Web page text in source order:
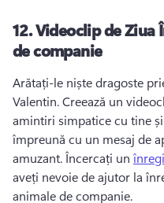
12.Videoclip de Ziua
de companie
Arătați-le niște dragoste
Valentin. Creează un
amintiri simpatice cu tine
împreună cu un mesaj de
amuzant. Încercați un
aveți nevoie de ajutor la
animale de companie.